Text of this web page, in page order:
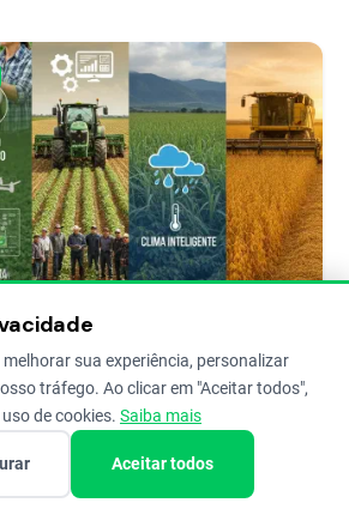
para Aumentar a
Agrícola na sua
o que você precisa saber para
da fazenda sem precisar de
sua experiência, personalizar
tráfego. Ao clicar em "Aceitar todos",
de cookies. Saiba mais
Aceitar todos